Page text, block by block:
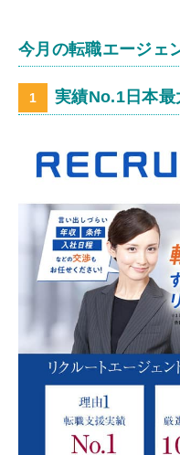
今月の転職エージェ
実績No.1日本最